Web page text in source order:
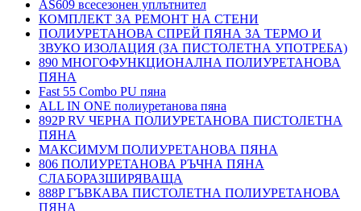
AS609 всесезонен уплътнител
КОМПЛЕКТ ЗА РЕМОНТ НА СТЕНИ
ПОЛИУРЕТАНОВА СПРЕЙ ПЯНА ЗА ТЕРМО И
ЗВУКО ИЗОЛАЦИЯ (ЗА ПИСТОЛЕТНА УПОТРЕБА)
890 МНОГОФУНКЦИОНАЛНА ПОЛИУРЕТАНОВА
ПЯНА
Fast 55 Combo PU пяна
ALL IN ONE полиуретанова пяна
892P RV ЧЕРНА ПОЛИУРЕТАНОВА ПИСТОЛЕТНА
ПЯНА
МАКСИМУМ ПОЛИУРЕТАНОВА ПЯНА
806 ПОЛИУРЕТАНОВА РЪЧНА ПЯНА
СЛАБОРАЗШИРЯВАЩА
888P ГЪВКАВА ПИСТОЛЕТНА ПОЛИУРЕТАНОВА
ПЯНА